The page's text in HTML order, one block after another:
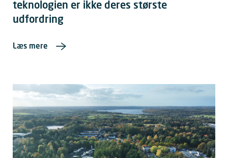
teknologien er ikke deres største
udfordring
Læs mere